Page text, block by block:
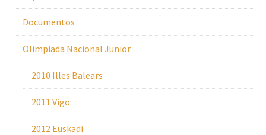
Documentos
Olimpiada Nacional Junior
2010 Illes Balears
2011 Vigo
2012 Euskadi